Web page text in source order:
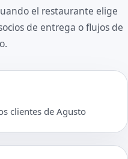
el restaurante elige
de entrega o flujos de
clientes de Agusto